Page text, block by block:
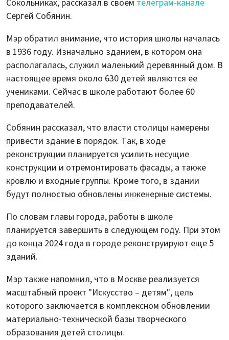
Сокольниках, рассказал в своем телеграм-канале
Сергей Собянин.
Мэр обратил внимание, что история школы началась
в 1936 году. Изначально зданием, в котором она
располагалась, служил маленький деревянный дом. В
настоящее время около 630 детей являются ее
учениками. Сейчас в школе работают более 60
преподавателей.
Собянин рассказал, что власти столицы намерены
привести здание в порядок. Так, в ходе
реконструкции планируется усилить несущие
конструкции и отремонтировать фасады, а также
кровлю и входные группы. Кроме того, в здании
будут полностью обновлены инженерные системы.
По словам главы города, работы в школе
планируется завершить в следующем году. При этом
до конца 2024 года в городе реконструируют еще 5
зданий.
Мэр также напомнил, что в Москве реализуется
масштабный проект "Искусство – детям", цель
которого заключается в комплексном обновлении
материально-технической базы творческого
образования детей столицы.